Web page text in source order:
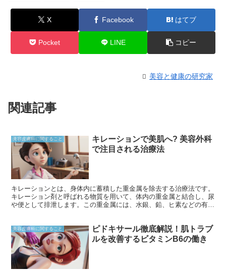
X Facebook はてブ
Pocket LINE コピー
美容と健康の研究家
関連記事
美容皮膚科に関すること
キレーションで美肌へ? 美容外科
で注目される治療法
キレーションとは、身体内に蓄積した重金属を除去する治療法です。
キレーション剤と呼ばれる物質を用いて、体内の重金属と結合し、尿
や便として排泄します。この重金属には、水銀、鉛、ヒ素などの有害
美容皮膚科に関すること
ピドキサール徹底解説！肌トラブ
ルを改善するビタミンB6の働き